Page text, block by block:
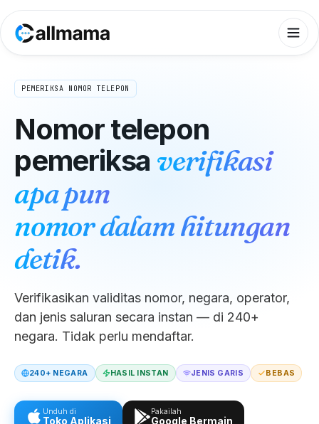
PEMERIKSA NOMOR TELEPON
Nomor telepon
pemeriksa verifikasi
apa pun
nomor dalam hitungan
detik.
Verifikasikan validitas nomor, negara, operator,
dan jenis saluran secara instan — di 240+
negara. Tidak perlu mendaftar.
240+ NEGARA HASIL INSTAN JENIS GARIS BEBAS
Unduh di
Toko Aplikasi
Pakailah
Google Bermain